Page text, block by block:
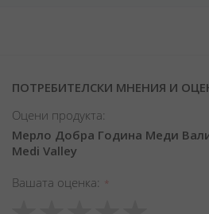
ПОТРЕБИТЕЛСКИ МНЕНИЯ И
Оцени продукта:
Мерло Добра Година Меди
Medi Valley
Вашата оценка